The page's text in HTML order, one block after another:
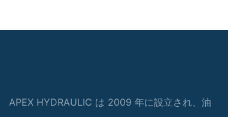
APEX HYDRAULIC は 2009 年に設立され、油